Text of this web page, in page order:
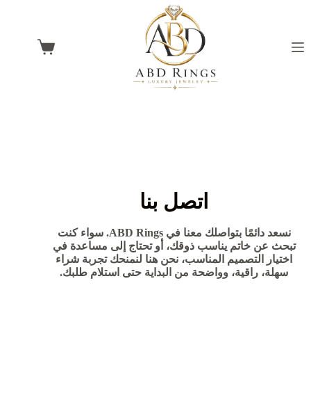
اتصل بنا
نسعد دائمًا بتواصلك معنا في ABD Rings. سواء كنت
تبحث عن خاتم يناسب ذوقك، أو تحتاج إلى مساعدة في
اختيار التصميم المناسب، نحن هنا لنمنحك تجربة شراء
سهلة، راقية، وواضحة من البداية حتى استلام طلبك.